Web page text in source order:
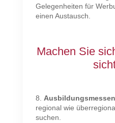
Gelegenheiten für
einen Austausch.
Machen Sie
8.
regional wie
suchen.